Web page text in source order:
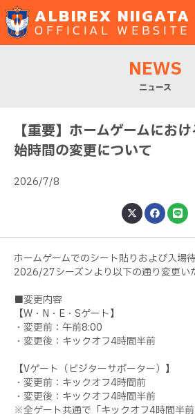
ALBIREX NIIGATA
OFFICIAL WEBSITE
NEWS
ニュース
【重要】ホームゲームにお
始時間の変更について
2026/7/8
ホームゲームでのシート貼りおよび入場
2026/27シーズンより以下の通り変更い
■変更内容
【W・N・E・Sゲート】
・変更前：午前8:00
・変更後：キックオフ4時間半前
【Vゲート（ビジターサポーター）】
・変更前：キックオフ4時間前
・変更後：キックオフ4時間半前
※全ゲート共通で「キックオフ4時間半前